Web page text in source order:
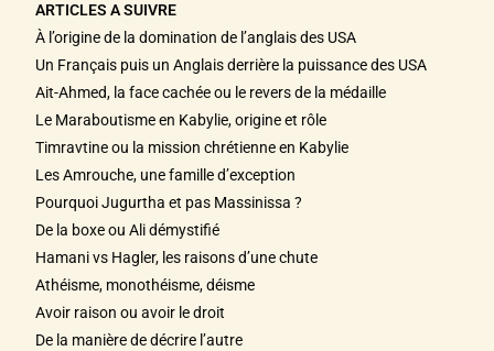
ARTICLES A SUIVRE
À l’origine de la domination de l’anglais des USA
Un Français puis un Anglais derrière la puissance des USA
Ait-Ahmed, la face cachée ou le revers de la médaille
Le Maraboutisme en Kabylie, origine et rôle
Timravtine ou la mission chrétienne en Kabylie
Les Amrouche, une famille d’exception
Pourquoi Jugurtha et pas Massinissa ?
De la boxe ou Ali démystifié
Hamani vs Hagler, les raisons d’une chute
Athéisme, monothéisme, déisme
Avoir raison ou avoir le droit
De la manière de décrire l’autre